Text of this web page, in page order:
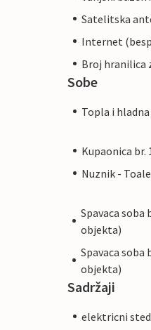
Satelitska
Internet
Broj hranilica
Sobe
Topla i
Kupaonica br.
Nuznik -
Spavaca soba
objekta)
Spavaca soba
objekta)
Sadržaji
elektricni